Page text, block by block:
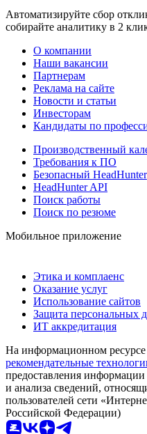
Автоматизируйте сбор
собирайте аналитику в 2
О компании
Наши вакансии
Партнерам
Реклама на сайте
Новости и статьи
Инвесторам
Кандидаты по
Производственный
Требования к ПО
Безопасный HeadHunter
HeadHunter API
Поиск работы
Поиск по резюме
Мобильное приложение
Этика и комплаенс
Оказание услуг
Использование сайтов
Защита персональных
ИТ аккредитация
На информационном ресурсе
рекомендательные
предоставления информации
и анализа сведений,
пользователей сети
Российской Федерации)